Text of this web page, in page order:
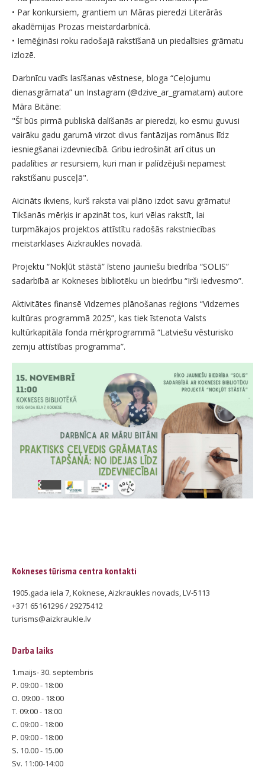
• Par konkursiem, grantiem un Māras pieredzi Literārās
akadēmijas Prozas meistardarbnīcā.
• Iemēģināsi roku radošajā rakstīšanā un piedalīsies grāmatu
izlozē.
Darbnīcu vadīs lasīšanas vēstnese, bloga “Ceļojumu
dienasgrāmata” un Instagram (@dzive_ar_gramatam) autore
Māra Bitāne:
"Šī būs pirmā publiskā dalīšanās ar pieredzi, ko esmu guvusi
vairāku gadu garumā virzot divus fantāzijas romānus līdz
iesniegšanai izdevniecībā. Gribu iedrošināt arī citus un
padalīties ar resursiem, kuri man ir palīdzējuši nepamest
rakstīšanu pusceļā".
Aicināts ikviens, kurš raksta vai plāno izdot savu grāmatu!
Tikšanās mērķis ir apzināt tos, kuri vēlas rakstīt, lai
turpmākajos projektos attīstītu radošās rakstniecības
meistarklases Aizkraukles novadā.
Projektu “Nokļūt stāstā” īsteno jauniešu biedrība “SOLIS”
sadarbībā ar Kokneses bibliotēku un biedrību “Irši iedvesmo”.
Aktivitātes finansē Vidzemes plānošanas reģions “Vidzemes
kultūras programmā 2025”, kas tiek īstenota Valsts
kultūrkapitāla fonda mērķprogrammā “Latviešu vēsturisko
zemju attīstības programma”.
Kokneses tūrisma centra kontakti
1905.gada iela 7, Koknese, Aizkraukles novads, LV-5113
+371 65161296 / 29275412
turisms@aizkraukle.lv
Darba laiks
1.maijs- 30. septembris
P. 09:00 - 18:00
O. 09:00 - 18:00
T. 09:00 - 18:00
C. 09:00 - 18:00
P. 09:00 - 18:00
S. 10.00 - 15.00
Sv. 11:00-14:00